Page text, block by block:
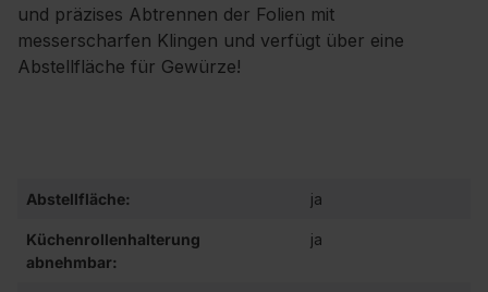
und präzises Abtrennen der Folien mit
messerscharfen Klingen und verfügt über eine
Abstellfläche für Gewürze!
Abstellfläche: ja
Küchenrollenhalterung
abnehmbar:
ja